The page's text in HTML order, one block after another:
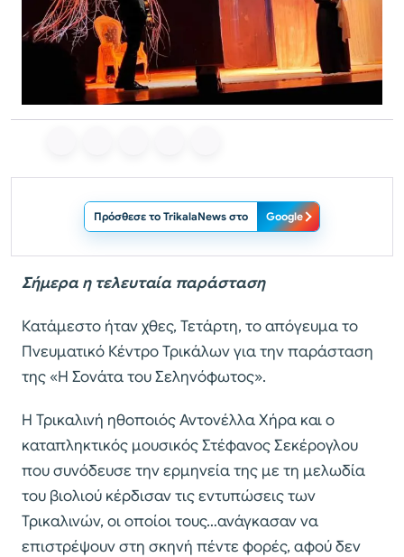
Πρόσθεσε το TrikalaNews στο Google
Σήμερα η τελευταία παράσταση
Κατάμεστο ήταν χθες, Τετάρτη, το απόγευμα το
Πνευματικό Κέντρο Τρικάλων για την παράσταση
της «Η Σονάτα του Σεληνόφωτος».
Η Τρικαλινή ηθοποιός Αντονέλλα Χήρα και ο
καταπληκτικός μουσικός Στέφανος Σεκέρογλου
που συνόδευσε την ερμηνεία της με τη μελωδία
του βιολιού κέρδισαν τις εντυπώσεις των
Τρικαλινών, οι οποίοι τους…ανάγκασαν να
επιστρέψουν στη σκηνή πέντε φορές, αφού δεν